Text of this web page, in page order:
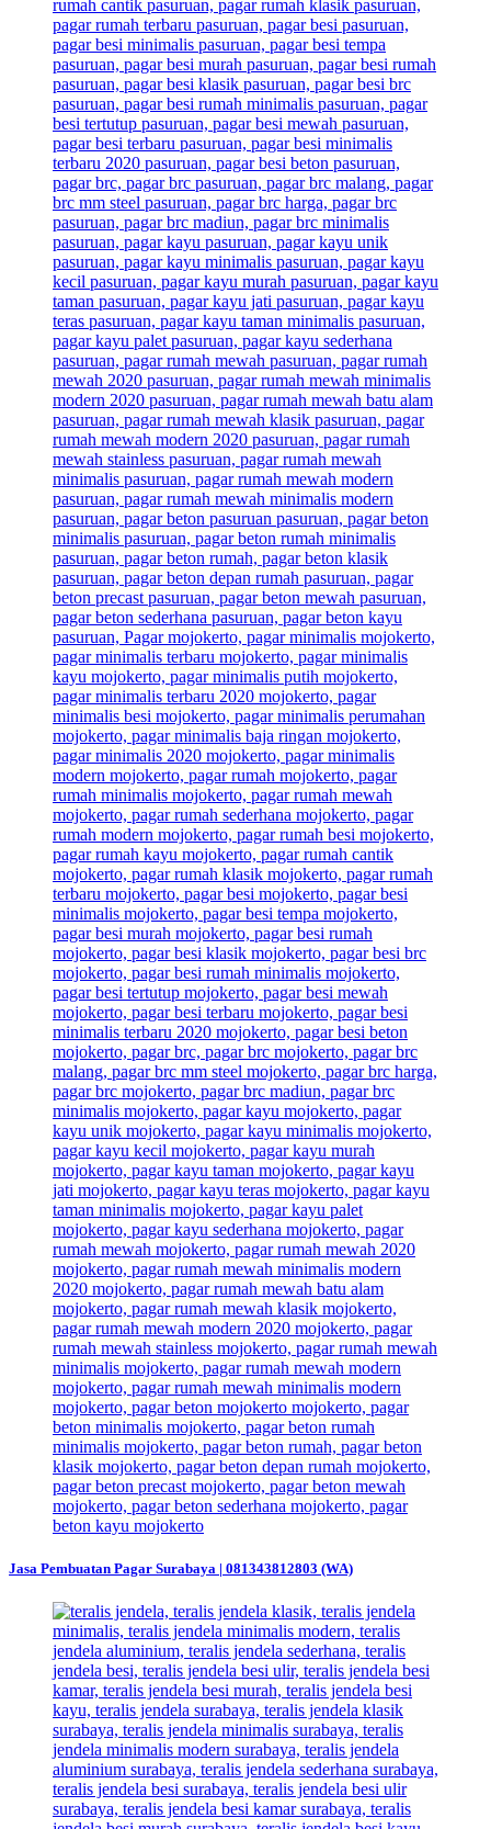
Jasa Pembuatan Pagar Surabaya | 081343812803 (WA)